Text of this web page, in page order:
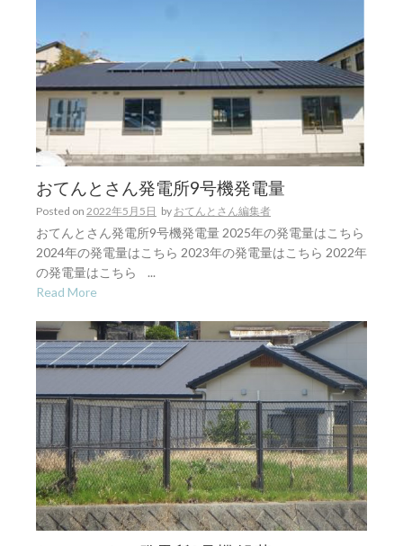
おてんとさん発電所9号機発電量
Posted on 2022年5月5日 by おてんとさん編集者
おてんとさん発電所9号機発電量 2025年の発電量はこちら
2024年の発電量はこちら 2023年の発電量はこちら 2022年
の発電量はこちら ...
Read More